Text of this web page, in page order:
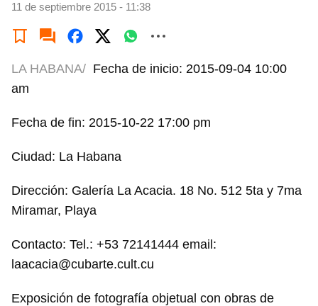
11 de septiembre 2015 - 11:38
LA HABANA/ Fecha de inicio: 2015-09-04 10:00
am
Fecha de fin: 2015-10-22 17:00 pm
Ciudad: La Habana
Dirección: Galería La Acacia. 18 No. 512 5ta y 7ma
Miramar, Playa
Contacto: Tel.: +53 72141444 email:
laacacia@cubarte.cult.cu
Exposición de fotografía objetual con obras de